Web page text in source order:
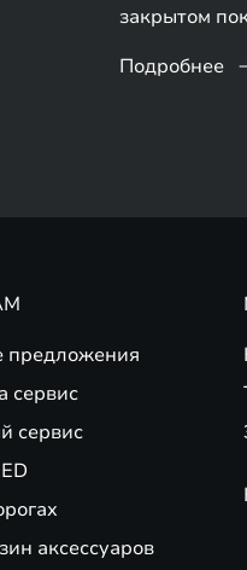
закрытом
Подробнее
предложения
сервис
сервис
аксессуаров